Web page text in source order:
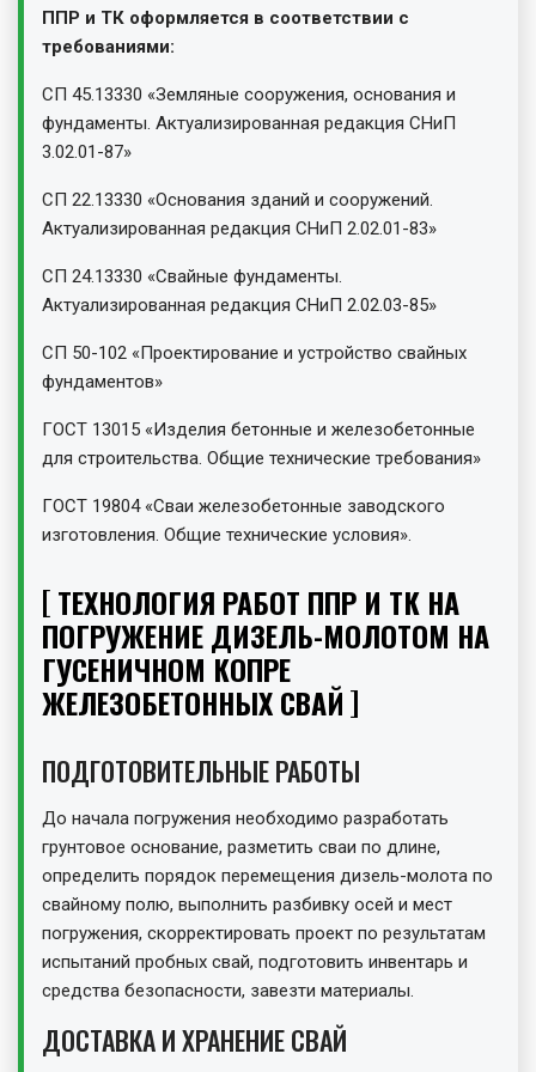
ППР и ТК оформляется в соответствии с
требованиями:
СП 45.13330 «Земляные сооружения, основания и
фундаменты. Актуализированная редакция СНиП
3.02.01-87»
СП 22.13330 «Основания зданий и сооружений.
Актуализированная редакция СНиП 2.02.01-83»
СП 24.13330 «Свайные фундаменты.
Актуализированная редакция СНиП 2.02.03-85»
СП 50-102 «Проектирование и устройство свайных
фундаментов»
ГОСТ 13015 «Изделия бетонные и железобетонные
для строительства. Общие технические требования»
ГОСТ 19804 «Сваи железобетонные заводского
изготовления. Общие технические условия».
ТЕХНОЛОГИЯ РАБОТ ППР И ТК НА
ПОГРУЖЕНИЕ ДИЗЕЛЬ-МОЛОТОМ НА
ГУСЕНИЧНОМ КОПРЕ
ЖЕЛЕЗОБЕТОННЫХ СВАЙ
ПОДГОТОВИТЕЛЬНЫЕ РАБОТЫ
До начала погружения необходимо разработать
грунтовое основание, разметить сваи по длине,
определить порядок перемещения дизель-молота по
свайному полю, выполнить разбивку осей и мест
погружения, скорректировать проект по результатам
испытаний пробных свай, подготовить инвентарь и
средства безопасности, завезти материалы.
ДОСТАВКА И ХРАНЕНИЕ СВАЙ